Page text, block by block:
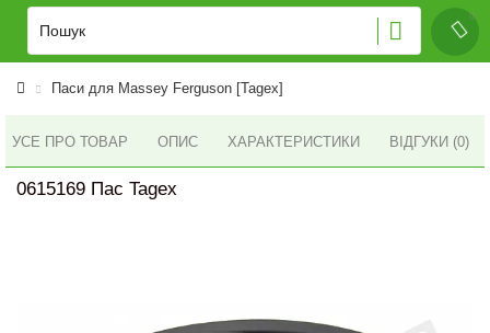
Паси для Massey Ferguson [Tagex]
УСЕ ПРО ТОВАР ОПИС ХАРАКТЕРИСТИКИ ВІДГУКИ (0)
0615169 Пас Tagex